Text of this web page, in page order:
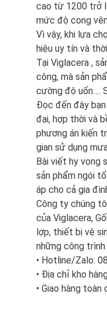
cao từ 1200 trở
mức độ cong
Vì vậy, khi lựa
hiệu uy tín và
Tại Viglacera ,
công, mà sản
cường độ uốn….
Đọc đến đây
đại, hợp thời và
phương án kiến
gian sử dụng
Bài viết hy vọng
sản phẩm ngói
áp cho cả gia
Công ty chúng
của Viglacera,
lợp, thiết bị vệ
những công
• Hotline/Zalo:
• Địa chỉ kho
• Giao hàng